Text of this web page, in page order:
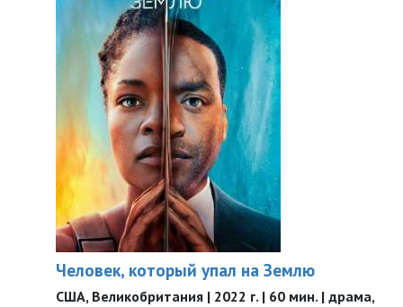
Человек, который упал на Землю
США, Великобритания | 2022 г. | 60 мин. | драма,